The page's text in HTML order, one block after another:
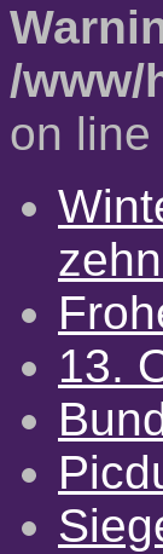
/www/
on line
13.